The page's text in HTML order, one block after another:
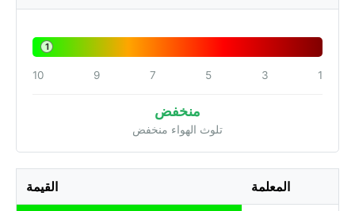
1
1
3
5
7
9
10
منخفض
تلوث الهواء منخفض
المعلمة القيمة